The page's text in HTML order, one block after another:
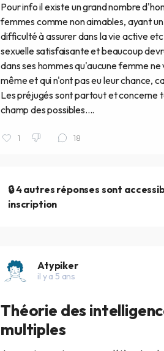
Pour info il existe un grand nombre
femmes comme non aimables, ayant
difficulté à assurer dans la vie active
sexuelle satisfaisante et beaucoup
dans ses hommes qu'aucune femme
même et qui n'ont pas eu leur chance,
Les préjugés sont partout et concerne
champ des possibles....
1 18
🔒 4 autres réponses sont
inscription
Atypiker
il y a 5 ans
Théorie des
multiples